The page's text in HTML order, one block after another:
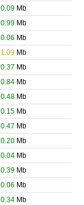
0.09Mb
0.99Mb
0.06 Mb
1.09Mb
0.37 Mb
0.84Mb
0.48Mb
0.15Mb
0.47 Mb
0.20Mb
0.04Mb
0.39Mb
0.06 Mb
0.34Mb